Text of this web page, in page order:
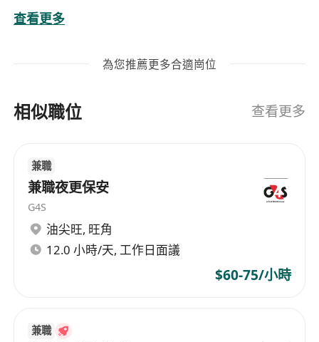
极推广店内商品/服务。
2. 主动挖掘顾客需求，通过专业推荐和销售技巧提
3. 参与促销活动执行，确保活动效果最大化。
二、顾客服务与维护
2. 建立客户档案，定期跟进维护，提升顾客复购率
和忠诚度。
3. 妥善处理顾客投诉与建议，维护品牌形象。
三、店铺运营支持
1. 负责商品陈列、补货、盘点及库存管理，确保货
3. 协助完成每日销售数据录入及报表提交。
查看更多
為您推薦更多合適崗位
相似職位 查看更多
兼職
兼職夜更保安
G4S
油尖旺, 旺角
12.0 小時/天, 工作日面議
$60-75/小時
兼職